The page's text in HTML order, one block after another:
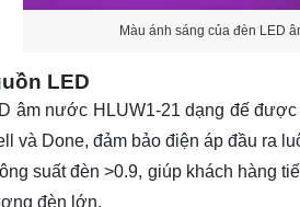
Màu ánh sáng của đèn LED
LED
âm nước HLUW1-21 dạng đế
và Done, đảm bảo điện áp đầu ra
suất đèn >0.9, giúp khách hàng
đèn lớn.